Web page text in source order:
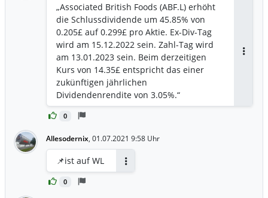
0
„Associated British Foods (ABF.L) erhöht
die Schlussdividende um 45.85% von
0.205£ auf 0.299£ pro Aktie. Ex-Div-Tag
wird am 15.12.2022 sein. Zahl-Tag wird
am 13.01.2023 sein. Beim derzeitigen
Kurs von 14.35£ entspricht das einer
zukünftigen jährlichen
Dividendenrendite von 3.05%.“
https://otp.tools.investis.com/clients/uk/a
ssociated_british_foods1/rns/regulatory-
Allesodernix, 01.07.2021 9:58 Uhr
0
📌ist auf WL